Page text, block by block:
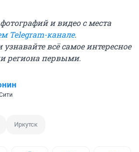
и видео с места
Telegram-канале.
всё самое интересное
региона первыми.
Иркутск